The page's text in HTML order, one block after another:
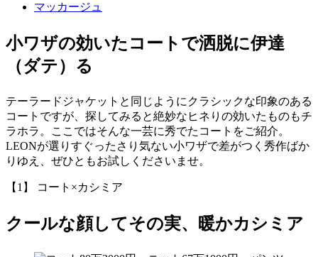
マッカージュ
小ワザの効いたコートで洒脱に伊達
（ダテ）る
テーラードジャケットと同じようにクラシックな印象のある
コートですが、探してみると絶妙なヒネりの効いたものもチ
ラホラ。ここではそんな一芸に秀でたコートをご紹介。
LEONが選りすぐったさり気ない小ワザで差がつく秀作ばか
りゆえ、ぜひともお試しくださいませ。
【1】 コート×カシミア
クールな顔してその実、暖かカシミア